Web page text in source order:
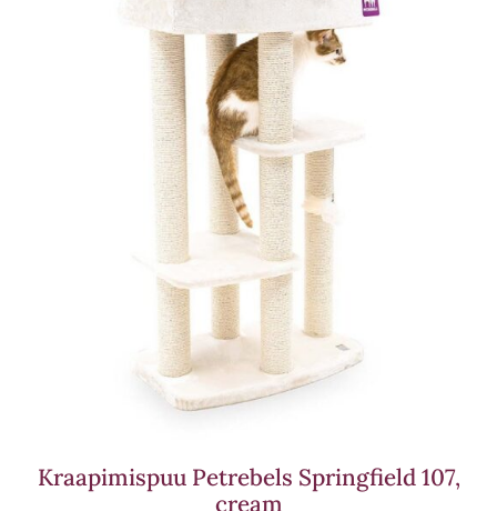
Kraapimispuu Petrebels Springfield 107,
cream